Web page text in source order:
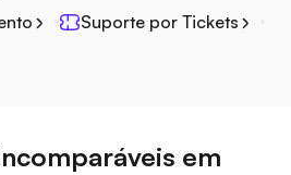
Suporte por Tickets
em